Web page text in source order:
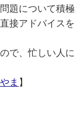
題について積極
接アドバイスを
で、忙しい人に
ま 】